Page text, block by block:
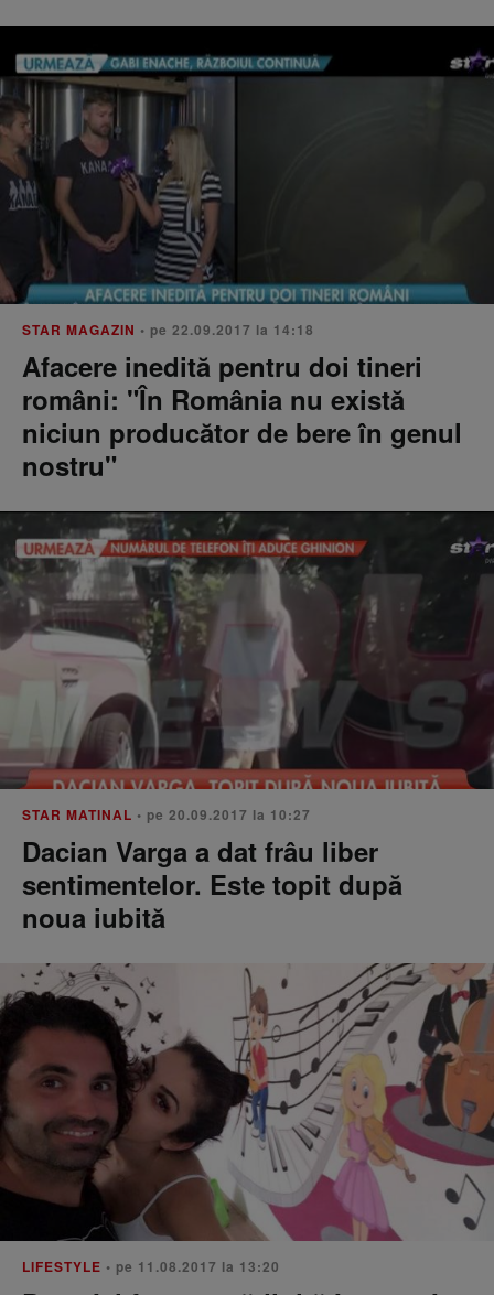
STAR MAGAZIN • pe 22.09.2017 la 14:18
Afacere inedită pentru doi tineri
români: "În România nu există
niciun producător de bere în genul
nostru"
STAR MATINAL • pe 20.09.2017 la 10:27
Dacian Varga a dat frâu liber
sentimentelor. Este topit după
noua iubită
LIFESTYLE • pe 11.08.2017 la 13:20